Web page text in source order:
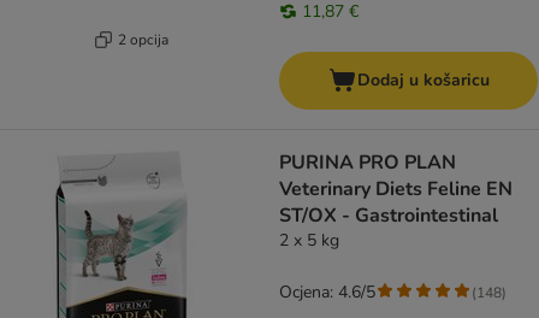
2 opcija
11,87 €
Dodaj u košaricu
PURINA PRO PLAN
Veterinary Diets Feline EN
ST/OX - Gastrointestinal
2 x 5 kg
Ocjena: 4.6/5 (148)